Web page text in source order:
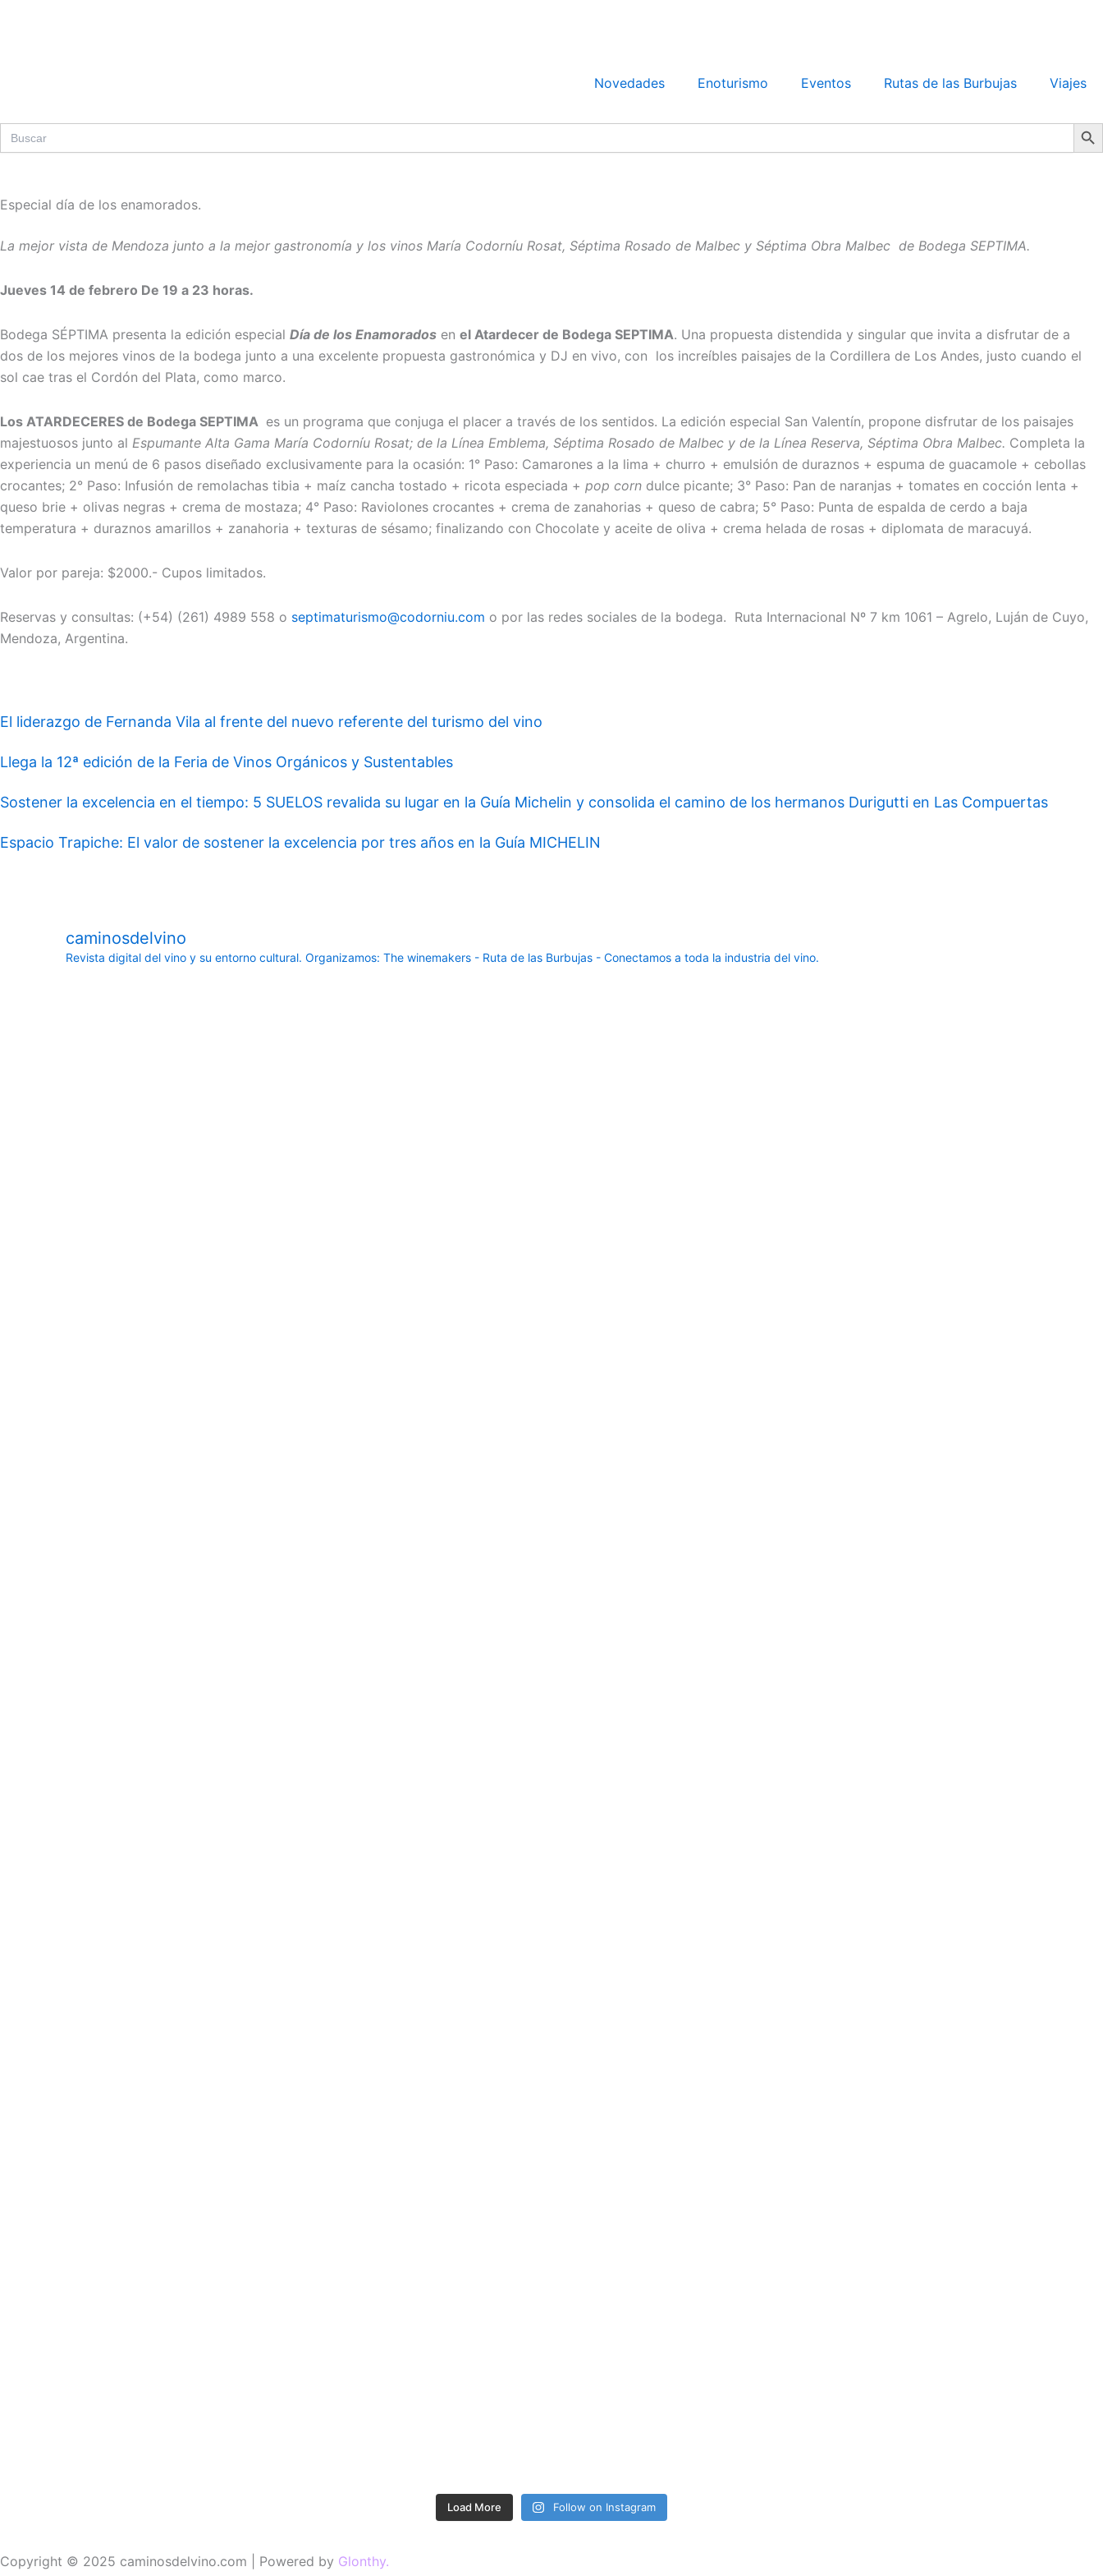
Novedades
Enoturismo Eventos Rutas de las Burbujas Viajes
Search
for:
Search
Especial día de los enamorados.
La mejor vista de Mendoza junto a la mejor gastronomía y los vinos María Codorníu Rosat, Séptima Rosado de Malbec y Séptima Obra Malbec de Bodega SEPTIMA.
Jueves 14 de febrero De 19 a 23 horas.
Bodega SÉPTIMA presenta la edición especial Día de los Enamorados en el Atardecer de Bodega SEPTIMA. Una propuesta distendida y singular que invita a disfrutar de a
dos de los mejores vinos de la bodega junto a una excelente propuesta gastronómica y DJ en vivo, con los increíbles paisajes de la Cordillera de Los Andes, justo cuando el
sol cae tras el Cordón del Plata, como marco.
Los ATARDECERES de Bodega SEPTIMA es un programa que conjuga el placer a través de los sentidos. La edición especial San Valentín, propone disfrutar de los paisajes
majestuosos junto al Espumante Alta Gama María Codorníu Rosat; de la Línea Emblema, Séptima Rosado de Malbec y de la Línea Reserva, Séptima Obra Malbec. Completa la
experiencia un menú de 6 pasos diseñado exclusivamente para la ocasión: 1° Paso: Camarones a la lima + churro + emulsión de duraznos + espuma de guacamole + cebollas
crocantes; 2° Paso: Infusión de remolachas tibia + maíz cancha tostado + ricota especiada + pop corn dulce picante; 3° Paso: Pan de naranjas + tomates en cocción lenta +
queso brie + olivas negras + crema de mostaza; 4° Paso: Raviolones crocantes + crema de zanahorias + queso de cabra; 5° Paso: Punta de espalda de cerdo a baja
temperatura + duraznos amarillos + zanahoria + texturas de sésamo; finalizando con Chocolate y aceite de oliva + crema helada de rosas + diplomata de maracuyá.
Valor por pareja: $2000.- Cupos limitados.
Reservas y consultas: (+54) (261) 4989 558 o septimaturismo@codorniu.com o por las redes sociales de la bodega. Ruta Internacional Nº 7 km 1061 – Agrelo, Luján de Cuyo,
Mendoza, Argentina.
El liderazgo de Fernanda Vila al frente del nuevo referente del turismo del vino
Llega la 12ª edición de la Feria de Vinos Orgánicos y Sustentables
Sostener la excelencia en el tiempo: 5 SUELOS revalida su lugar en la Guía Michelin y consolida el camino de los hermanos Durigutti en Las Compuertas
Espacio Trapiche: El valor de sostener la excelencia por tres años en la Guía MICHELIN
caminosdelvino
Revista digital del vino y su entorno cultural. Organizamos: The winemakers - Ruta de las Burbujas - Conectamos a toda la industria del vino.
Load More Follow on Instagram
Copyright © 2025 caminosdelvino.com | Powered by Glonthy.